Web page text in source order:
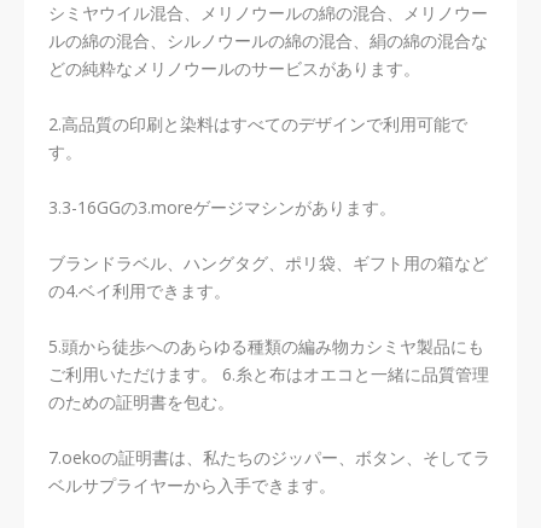
シミヤウイル混合、メリノウールの綿の混合、メリノウー
ルの綿の混合、シルノウールの綿の混合、絹の綿の混合な
どの純粋なメリノウールのサービスがあります。
2.高品質の印刷と染料はすべてのデザインで利用可能で
す。
3.3-16GGの3.moreゲージマシンがあります。
ブランドラベル、ハングタグ、ポリ袋、ギフト用の箱など
の4.ベイ利用できます。
5.頭から徒歩へのあらゆる種類の編み物カシミヤ製品にも
ご利用いただけます。 6.糸と布はオエコと一緒に品質管理
のための証明書を包む。
7.oekoの証明書は、私たちのジッパー、ボタン、そしてラ
ベルサプライヤーから入手できます。